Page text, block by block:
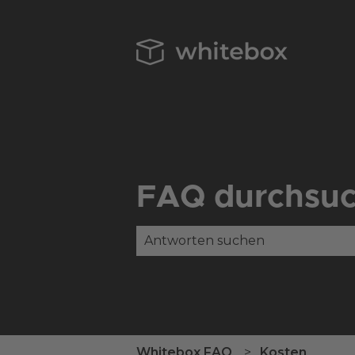
FAQ
Whitebox FAQ Kosten